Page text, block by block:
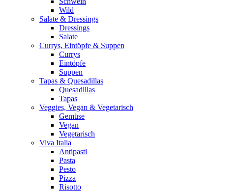
Wild
Salate & Dressings
Dressings
Salate
Currys, Eintöpfe & Suppen
Currys
Eintöpfe
Suppen
Tapas & Quesadillas
Quesadillas
Tapas
Veggies, Vegan & Vegetarisch
Gemüse
Vegan
Vegetarisch
Viva Italia
Antipasti
Pasta
Pesto
Pizza
Risotto